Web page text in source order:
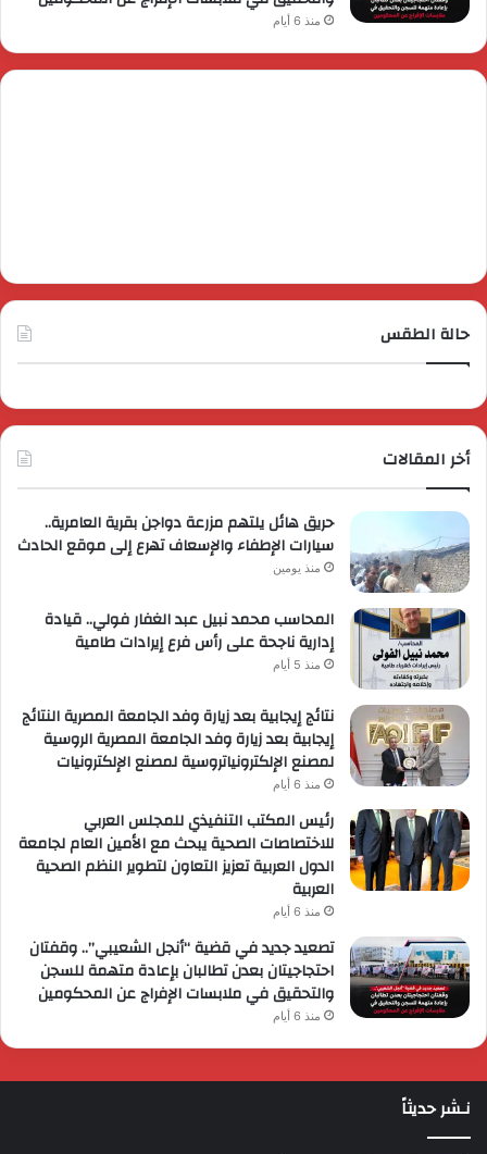
منذ 6 أيام
حالة الطقس
أخر المقالات
حريق هائل يلتهم مزرعة دواجن بقرية العامرية..
سيارات الإطفاء والإسعاف تهرع إلى موقع الحادث
منذ يومين
المحاسب محمد نبيل عبد الغفار فولي.. قيادة
إدارية ناجحة على رأس فرع إيرادات طامية
منذ 5 أيام
نتائج إيجابية بعد زيارة وفد الجامعة المصرية النتائج
إيجابية بعد زيارة وفد الجامعة المصرية الروسية
لمصنع الإلكترونياتروسية لمصنع الإلكترونيات
منذ 6 أيام
رئيس المكتب التنفيذي للمجلس العربي
للاختصاصات الصحية يبحث مع الأمين العام لجامعة
الدول العربية تعزيز التعاون لتطوير النظم الصحية
العربية
منذ 6 أيام
تصعيد جديد في قضية “أنجل الشعيبي”.. وقفتان
احتجاجيتان بعدن تطالبان بإعادة متهمة للسجن
والتحقيق في ملابسات الإفراج عن المحكومين
منذ 6 أيام
نـشر حديثاً